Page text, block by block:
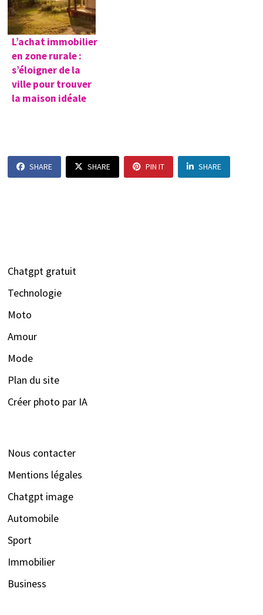
L’achat immobilier
en zone rurale :
s’éloigner de la
ville pour trouver
la maison idéale
SHARE SHARE PIN IT SHARE
Chatgpt gratuit
Technologie
Moto
Amour
Mode
Plan du site
Créer photo par IA
Nous contacter
Mentions légales
Chatgpt image
Automobile
Sport
Immobilier
Business